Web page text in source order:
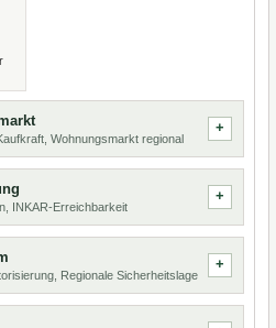
Wohnungsmarkt regional
INKAR-Erreichbarkeit
Regionale Sicherheitslage